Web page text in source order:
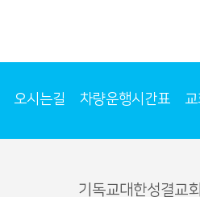
오시는길 차량운행시간표
기독교대한성결교